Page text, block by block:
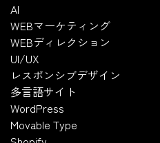
AI
WEBマーケティング
WEBディレクション
UI/UX
レスポンシブデザイン
多言語サイト
WordPress
Movable Type